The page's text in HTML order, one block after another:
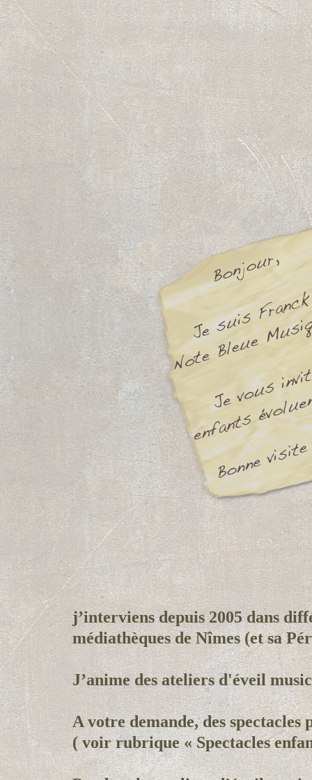
j’interviens depuis 2005 dans
médiathèques de Nîmes (et sa
J’anime des ateliers d'éveil
A votre demande, des spectacles
( voir rubrique « Spectacles